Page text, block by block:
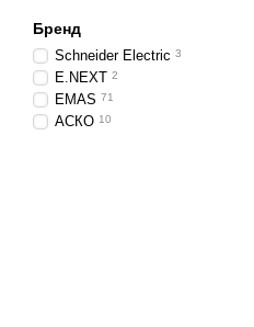
Бренд
Schneider Electric 3
E.NEXT 2
EMAS 71
АСКО 10